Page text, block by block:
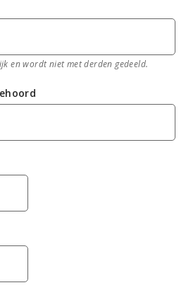
en wordt niet met derden gedeeld.